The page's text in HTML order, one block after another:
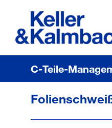
C-Teile-